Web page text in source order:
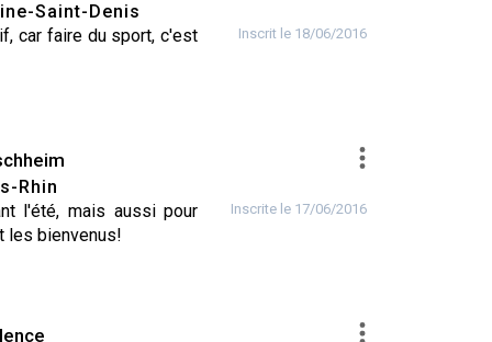
Saint-Denis
car faire du sport, c'est
Inscrit le 18/06/2016
TABLE
Rhin
l'été, mais aussi pour
les bienvenus!
Inscrite le 17/06/2016